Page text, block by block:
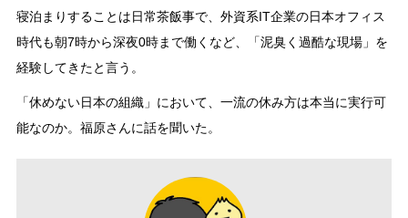
寝泊まりすることは日常茶飯事で、外資系IT企業の日本オフィス
時代も朝7時から深夜0時まで働くなど、「泥臭く過酷な現場」を
経験してきたと言う。
「休めない日本の組織」において、一流の休み方は本当に実行可
能なのか。福原さんに話を聞いた。